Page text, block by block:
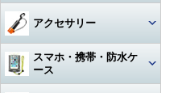
ビデオカメラハウジング
ポート・ギア・オプション
レンズオプション・フィルタ
ー・アダプター
接続ケーブル
その他・アクセサリー
フロートアーム
クランプ
アームセット
アクションカメラ・GoPro
アクションカメラ・GoPro本
アクションカメラ・GoProア
クセサリー
ビデオライト
ビデオライト
アクセサリー・その他
下取り・キャンペーン
2連ゲージ
シングルゲージ
スタビタイプ
フロントアジャスタブルタイ
プ
オクトパスインフレーター
(AIR-2等)
インフレーター
2眼タイプ
フルフェイスマスク
マスク用レンズ
スノーケル本体
アクセサリ・パーツ・その他
フィン
フルフットタイプ
ストラップタイプ
ブーツ
フルフットフィン向け
グローブ
ウェットスーツアクセサリー
ウェットスーツインナー
ドライスーツ
メッシュバッグ（フルサイズ）
メッシュバッグ（ミニ）
キャスター・キャリーバッグ
アクセサリー
ナイフスマホ・携帯・防水ケ
ース